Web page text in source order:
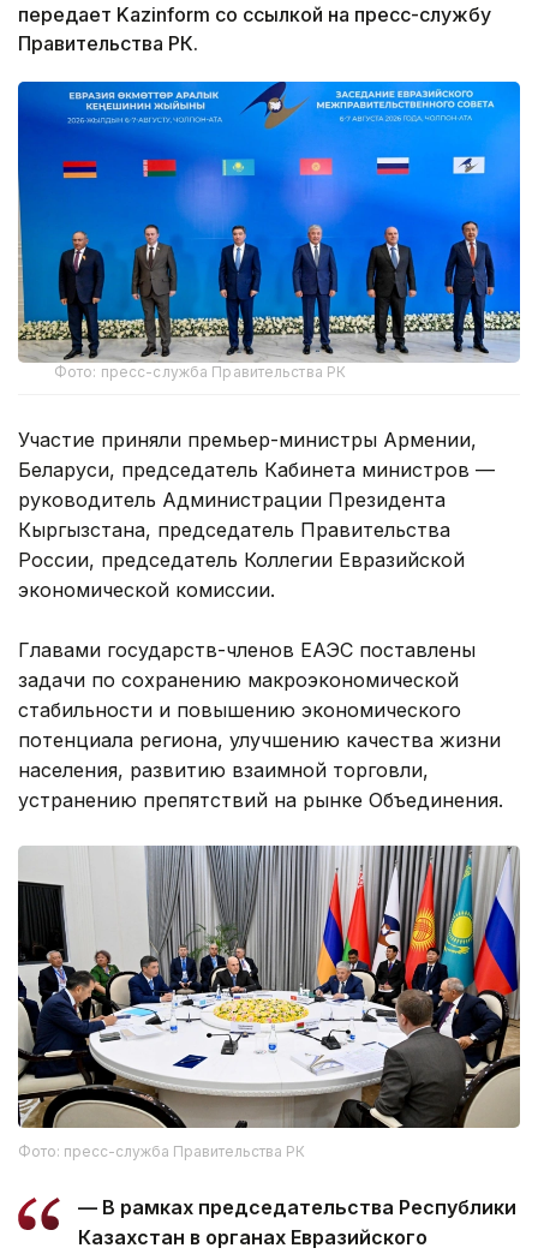
передает Kazinform со ссылкой на пресс-службу
Правительства РК.
Фото: пресс-служба Правительства РК
Участие приняли премьер-министры Армении,
Беларуси, председатель Кабинета министров —
руководитель Администрации Президента
Кыргызстана, председатель Правительства
России, председатель Коллегии Евразийской
экономической комиссии.
Главами государств-членов ЕАЭС поставлены
задачи по сохранению макроэкономической
стабильности и повышению экономического
потенциала региона, улучшению качества жизни
населения, развитию взаимной торговли,
устранению препятствий на рынке Объединения.
Фото: пресс-служба Правительства РК
— В рамках председательства Республики
Казахстан в органах Евразийского